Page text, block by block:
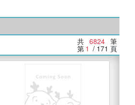
共 6824 筆
第 1 / 171 頁